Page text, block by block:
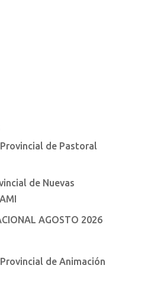
de Pastoral
de Nuevas
AGOSTO 2026
de Animación